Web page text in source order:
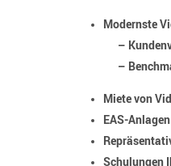
Modernste
–
–
Miete von
EAS-
Schulungen